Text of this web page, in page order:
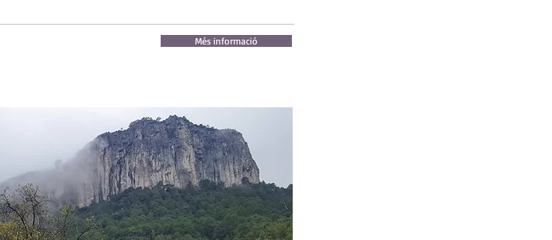
Més informació